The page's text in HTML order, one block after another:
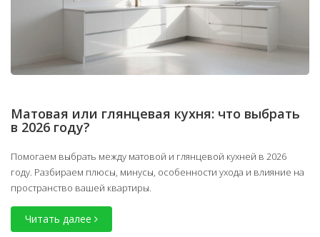
Матовая или глянцевая кухня: что выбрать
в 2026 году?
Помогаем выбрать между матовой и глянцевой кухней в 2026
году. Разбираем плюсы, минусы, особенности ухода и влияние на
пространство вашей квартиры.
Читать далее